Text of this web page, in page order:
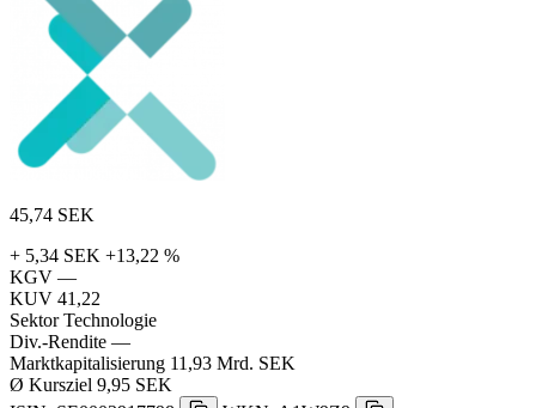
45,74 SEK
+ 5,34 SEK +13,22 %
KGV —
KUV 41,22
Sektor Technologie
Div.-Rendite —
Marktkapitalisierung 11,93 Mrd. SEK
Ø Kursziel 9,95 SEK